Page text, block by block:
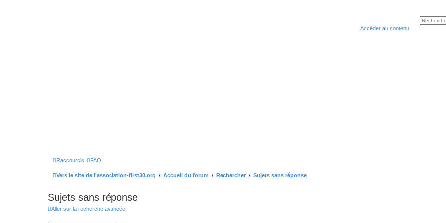
Accéder au contenu
Raccourcis FAQ
Vers le site de l'association-first30.org Accueil du forum Rechercher Sujets sans réponse
Sujets sans réponse
Aller sur la recherche avancée